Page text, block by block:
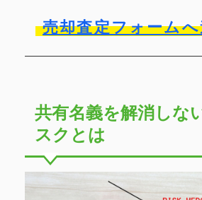
売却査定フォーム
共有名義を解消しな
スクとは